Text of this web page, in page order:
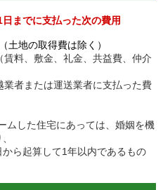
までに支払った次の費用
（土地の取得費は除く）
賃料、敷金、礼金、共益費、仲介
業者または運送業者に支払った費
た住宅にあっては、婚姻を機
起算して1年以内であるもの